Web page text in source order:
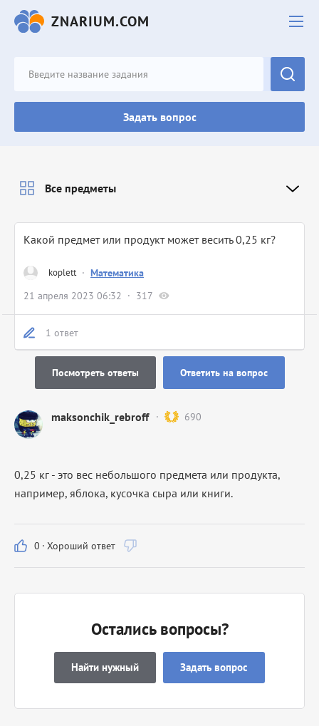
ZNARIUM.COM
Задать вопрос
koplett · Математика
21 апреля 2023 06:32
317
Какой предмет или продукт может весить 0,25 кг?
1 ответ
Посмотреть ответы Ответить на вопрос
maksonchik_rebroff 690
0,25 кг - это вес небольшого предмета или продукта,
например, яблока, кусочка сыра или книги.
0 · Хороший ответ
Остались вопросы?
Найти нужный Задать вопрос
Все предметы